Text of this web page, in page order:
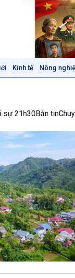
Kinh tế Nông
18h
21h30
Thời sự
& Công nghệ
học & Công nghệ
công nghệ
với biến đổi
sự 21h30Bản tin